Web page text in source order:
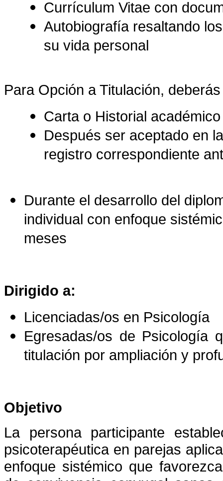
Currículum Vitae con
Autobiografía resaltando
su vida personal
Para Opción a Titulación,
Carta o Historial
Después ser aceptado en
registro correspondiente
Durante el desarrollo del
individual con enfoque
meses
Dirigido a:
Licenciadas/os en Psicología
Egresadas/os de Psicología
titulación por ampliación y
Objetivo
La persona participante
psicoterapéutica en parejas
enfoque sistémico que